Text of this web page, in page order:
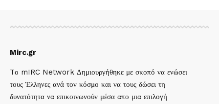
Mirc.gr
Tο mIRC Network Δημιουργήθηκε με σκοπό να ενώσει
τους Έλληνες ανά τον κόσμο και να τους δώσει τη
δυνατότητα να επικοινωνούν μέσα απο μια επιλογή